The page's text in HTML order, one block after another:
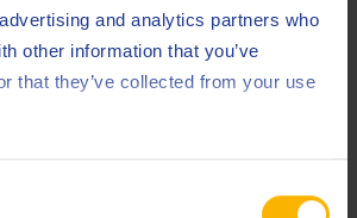
and analytics partners who
other information that you’ve
that they’ve collected from your use
réparer la glissière de sécurité, il y a eu
près de deux heures avant que la
Sébastien est restée inébranlable alors
position. En témoignage de son